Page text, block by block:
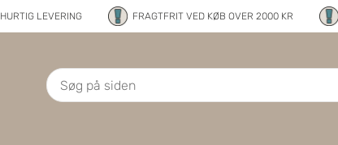
HURTIG LEVERING FRAGTFRIT VED KØB OVER 2000 KR